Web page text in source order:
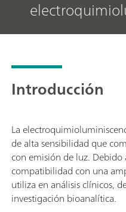
Introducción
La
de alta sensibilidad que
con emisión de luz.
compatibilidad con una
utiliza en análisis clínicos,
investigación bioanalítica.